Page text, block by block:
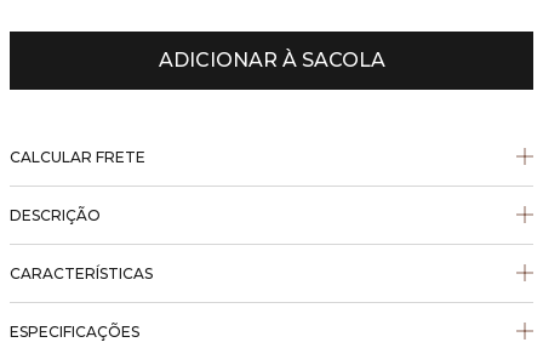
ADICIONAR À SACOLA
CALCULAR FRETE
DESCRIÇÃO
CARACTERÍSTICAS
ESPECIFICAÇÕES